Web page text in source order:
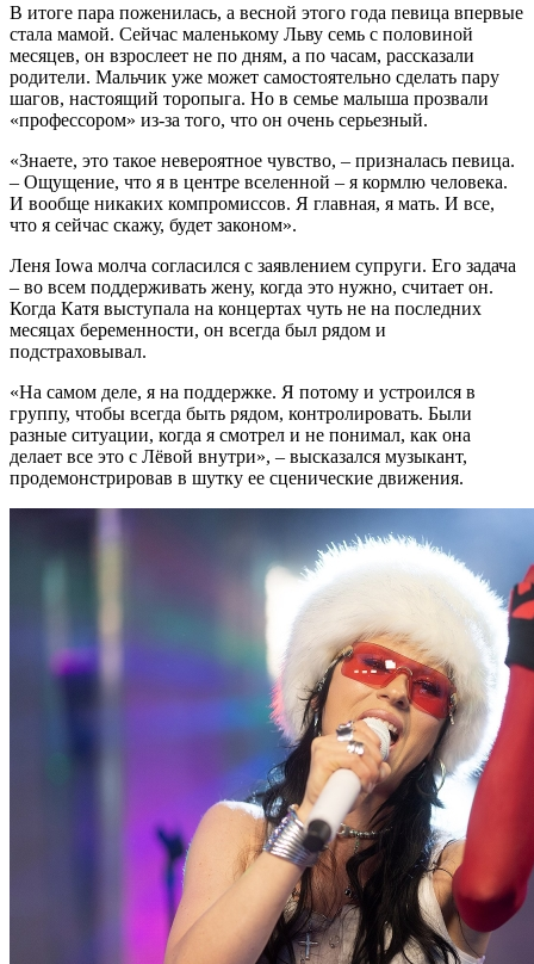
В итоге пара поженилась, а весной этого года певица впервые
стала мамой. Сейчас маленькому Льву семь с половиной
месяцев, он взрослеет не по дням, а по часам, рассказали
родители. Мальчик уже может самостоятельно сделать пару
шагов, настоящий торопыга. Но в семье малыша прозвали
«профессором» из-за того, что он очень серьезный.
«Знаете, это такое невероятное чувство, – призналась певица.
– Ощущение, что я в центре вселенной – я кормлю человека.
И вообще никаких компромиссов. Я главная, я мать. И все,
что я сейчас скажу, будет законом».
Леня Iowa молча согласился с заявлением супруги. Его задача
– во всем поддерживать жену, когда это нужно, считает он.
Когда Катя выступала на концертах чуть не на последних
месяцах беременности, он всегда был рядом и
подстраховывал.
«На самом деле, я на поддержке. Я потому и устроился в
группу, чтобы всегда быть рядом, контролировать. Были
разные ситуации, когда я смотрел и не понимал, как она
делает все это с Лёвой внутри», – высказался музыкант,
продемонстрировав в шутку ее сценические движения.